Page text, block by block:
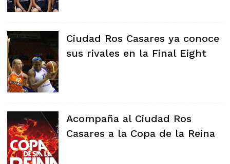
Ciudad Ros Casares ya conoce
sus rivales en la Final Eight
Acompaña al Ciudad Ros
Casares a la Copa de la Reina